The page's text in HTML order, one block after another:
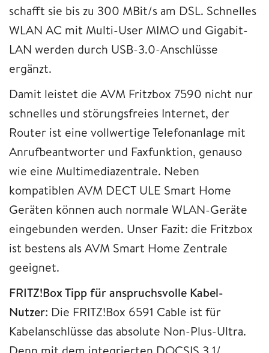
schafft sie bis zu 300 MBit/s am DSL. Schnelles
WLAN AC mit Multi-User MIMO und Gigabit-
LAN werden durch USB-3.0-Anschlüsse
ergänzt.
Damit leistet die AVM Fritzbox 7590 nicht nur
schnelles und störungsfreies Internet, der
Router ist eine vollwertige Telefonanlage mit
Anrufbeantworter und Faxfunktion, genauso
wie eine Multimediazentrale. Neben
kompatiblen AVM DECT ULE Smart Home
Geräten können auch normale WLAN-Geräte
eingebunden werden. Unser Fazit: die Fritzbox
ist bestens als AVM Smart Home Zentrale
geeignet.
FRITZ!Box Tipp für anspruchsvolle Kabel-
Nutzer: Die FRITZ!Box 6591 Cable ist für
Kabelanschlüsse das absolute Non-Plus-Ultra.